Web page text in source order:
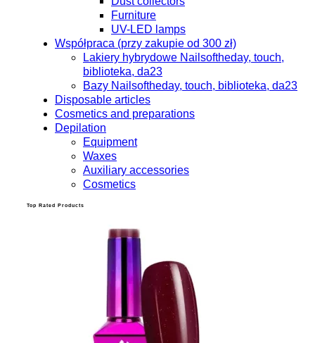
Furniture
UV-LED lamps
Współpraca (przy zakupie od 300 zł)
Lakiery hybrydowe Nailsoftheday, touch,
biblioteka, da23
Bazy Nailsoftheday, touch, biblioteka, da23
Disposable articles
Cosmetics and preparations
Depilation
Equipment
Waxes
Auxiliary accessories
Cosmetics
Top Rated Products